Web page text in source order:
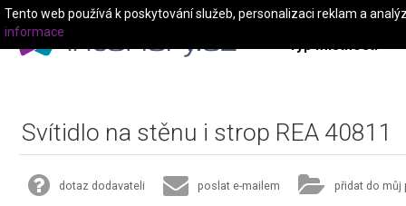
Typ místnosti
Svítidlo na stěnu i strop REA 40811
dotaz dodavateli poslat e-mailem přidat do můj
Tento web používá k poskytování služeb, personalizaci reklam a
informace